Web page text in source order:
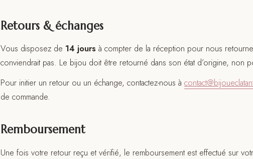
Retours & échanges
Vous disposez de 14 jours à compter de la réception pour nous
conviendrait pas. Le bijou doit être retourné dans son état d’origine, non
Pour initier un retour ou un échange, contactez-nous à
de commande.
Remboursement
Une fois votre retour reçu et vérifié, le remboursement est effectué sur